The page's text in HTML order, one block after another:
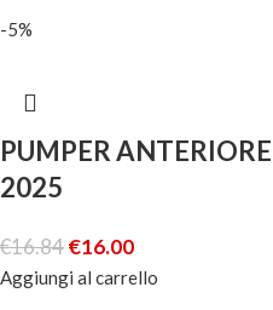
-5%
PUMPER
2025
€16.84€16.00
Aggiungi al carrello